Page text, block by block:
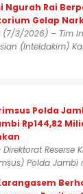
Ngurah Rai
Gelap
(7/3/2026) – Tim
(Inteldakim)
Polda
Rp144,82
Reserse
Polda Jambi